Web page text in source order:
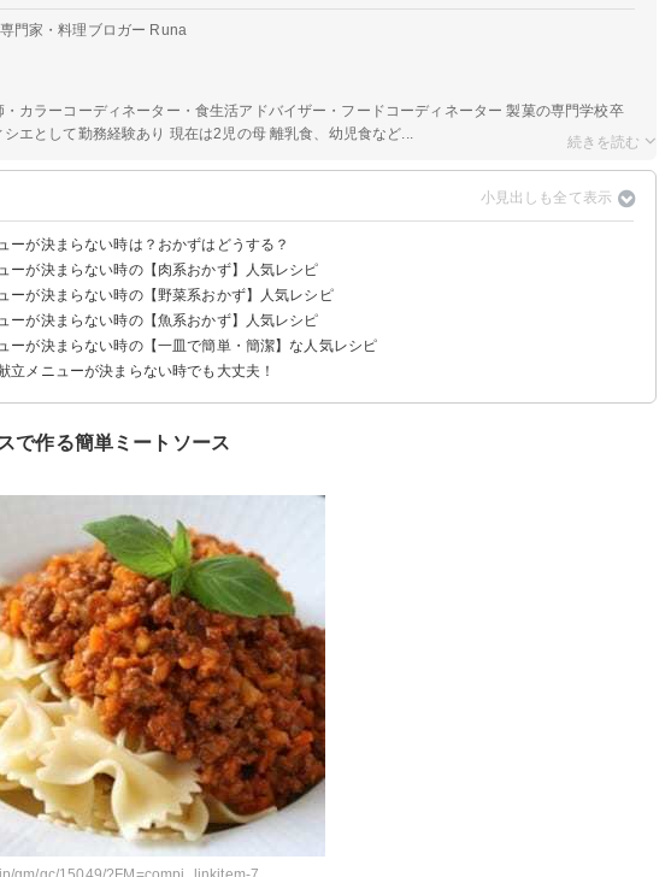
門家・料理ブロガー Runa
・カラーコーディネーター・食生活アドバイザー・フードコーディネーター 製菓の専門学校卒
シエとして勤務経験あり 現在は2児の母 離乳食、幼児食など...
ーが決まらない時は？おかずはどうする？
ーを立てるコツ・ポイント
ーが決まらない時の【肉系おかず】人気レシピ
スの豚肉巻き
煮物
豚
ンドリーチキン
イタケ焼売
る簡単コロコロハンバーグ
ーが決まらない時の【野菜系おかず】人気レシピ
苔チーズ焼き
菜
けする簡単ナスの煮浸し
梅風味の和え物
のツナマヨ
れん草のナムル
ピザ
ーが決まらない時の【魚系おかず】人気レシピ
リにんにく醤油バター
リンプ
グ
ーが決まらない時の【一皿で簡単・簡潔】な人気レシピ
で作る簡単ミートソース
単釜玉うどん
丼
立メニューが決まらない時でも大丈夫！
で作る簡単ミートソース